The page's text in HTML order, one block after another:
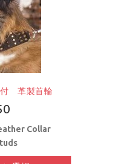
付 革製首輪
Collar